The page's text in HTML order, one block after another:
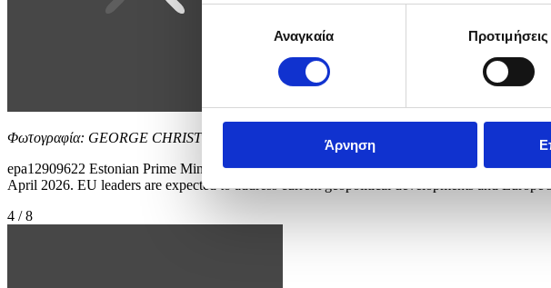
συγκατάθεσηςΑναγκαία Προτιμήσεις
Άρνηση
Φωτογραφία: GEORGE CHRISTOFOROU
epa12909622 Estonian Prime Minister Kristen Michal speaks with Cypriot President Nikos
April 2026. EU leaders are expected to address current geopolitical developments and
4 / 8